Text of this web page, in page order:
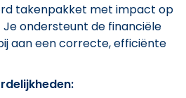
takenpakket met impact op
ondersteunt de financiële
aan een correcte, efficiënte